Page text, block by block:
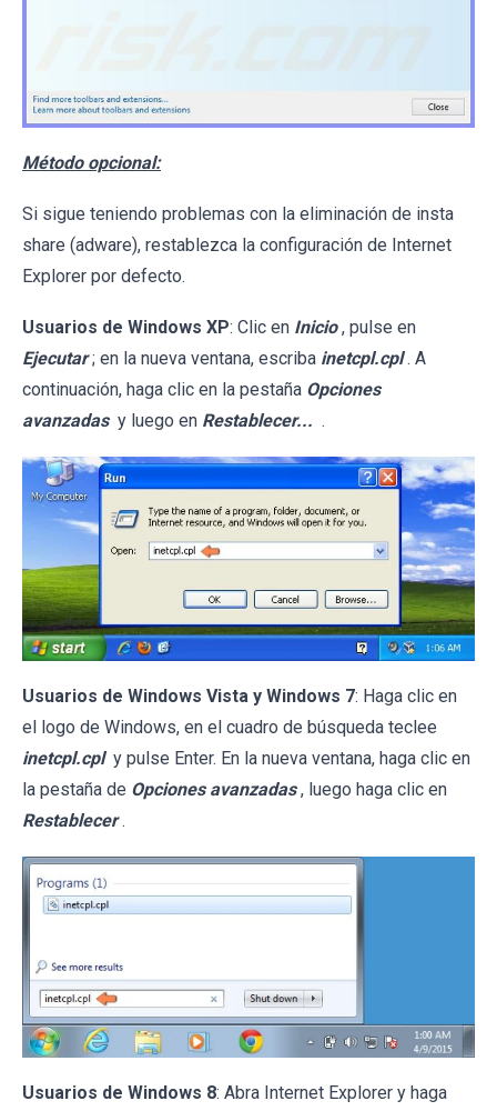
Método opcional:
Si sigue teniendo problemas con la eliminación de insta
share (adware), restablezca la configuración de Internet
Explorer por defecto.
Usuarios de Windows XP: Clic en Inicio , pulse en
Ejecutar ; en la nueva ventana, escriba inetcpl.cpl . A
continuación, haga clic en la pestaña Opciones
avanzadas y luego en Restablecer... .
Usuarios de Windows Vista y Windows 7: Haga clic en
el logo de Windows, en el cuadro de búsqueda teclee
inetcpl.cpl y pulse Enter. En la nueva ventana, haga clic en
la pestaña de Opciones avanzadas , luego haga clic en
Restablecer .
Usuarios de Windows 8: Abra Internet Explorer y haga